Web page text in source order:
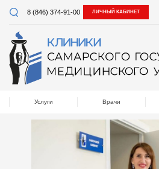
8 (846) 374-91-00 ЛИЧНЫЙ КАБИНЕТ
Услуги Врачи